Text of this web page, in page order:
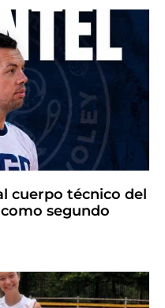
cuerpo técnico del
segundo